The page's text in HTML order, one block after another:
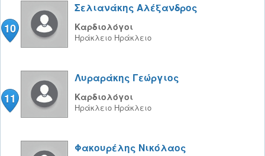
10
Σελιανάκης Αλέξανδρος
Καρδιολόγοι
Ηράκλειο Ηράκλειο
11
Λυραράκης Γεώργιος
Καρδιολόγοι
Ηράκλειο Ηράκλειο
Φακουρέλης Νικόλαος